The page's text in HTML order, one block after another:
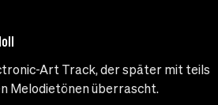
Art Track, der später mit teils
Melodietönen überrascht.